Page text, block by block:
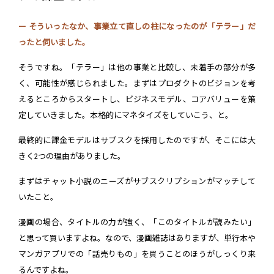
ー そういったなか、事業立て直しの柱になったのが「テラー」だ
ったと伺いました。
そうですね。「テラー」は他の事業と比較し、未着手の部分が多
く、可能性が感じられました。まずはプロダクトのビジョンを考
えるところからスタートし、ビジネスモデル、コアバリューを策
定していきました。本格的にマネタイズをしていこう、と。
最終的に課金モデルはサブスクを採用したのですが、そこには大
きく2つの理由がありました。
まずはチャット小説のニーズがサブスクリプションがマッチして
いたこと。
漫画の場合、タイトルの力が強く、「このタイトルが読みたい」
と思って買いますよね。なので、漫画雑誌はありますが、単行本や
マンガアプリでの「話売りもの」を買うことのほうがしっくり来
るんですよね。